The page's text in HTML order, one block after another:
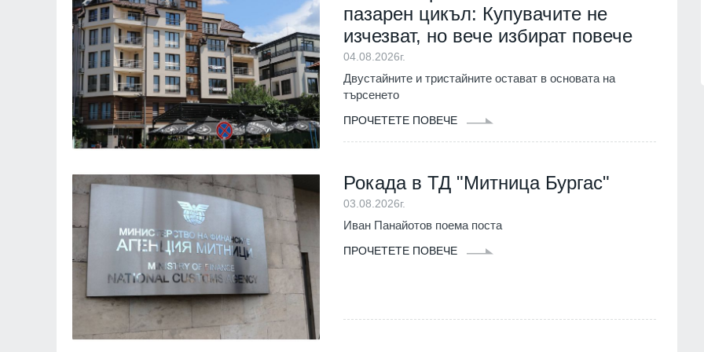
пазарен цикъл: Купувачите не
изчезват, но вече избират повече
04.08.2026г.
Двустайните и тристайните остават в основата на
търсенето
ПРОЧЕТЕТЕ ПОВЕЧЕ
Рокада в ТД "Митница Бургас"
03.08.2026г.
Иван Панайотов поема поста
ПРОЧЕТЕТЕ ПОВЕЧЕ
Русия и Украйна 31.07.2026г.
монтиран в разклонител
Велико Търново 31.07.2026г.